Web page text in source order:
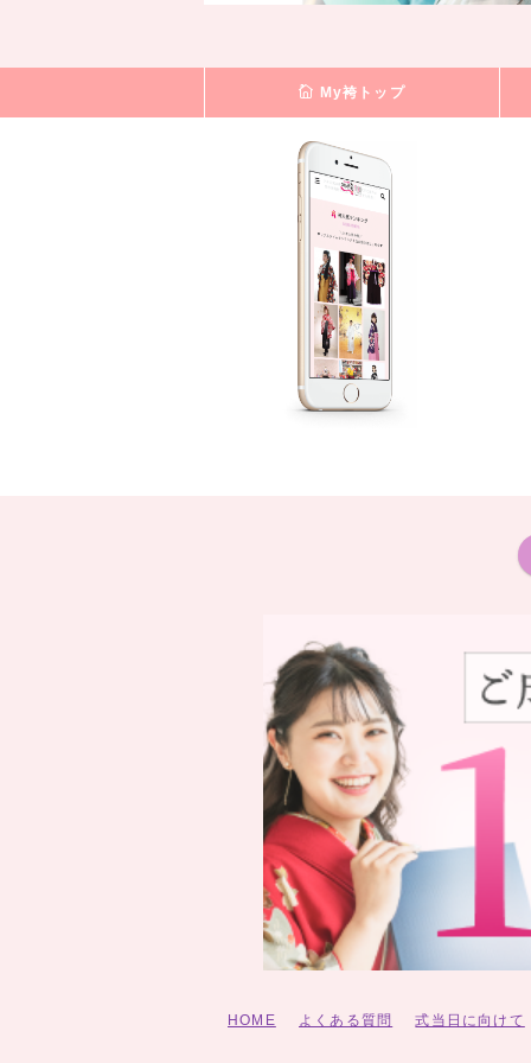
My袴トップ
HOME よくある質問 式当日に向けて